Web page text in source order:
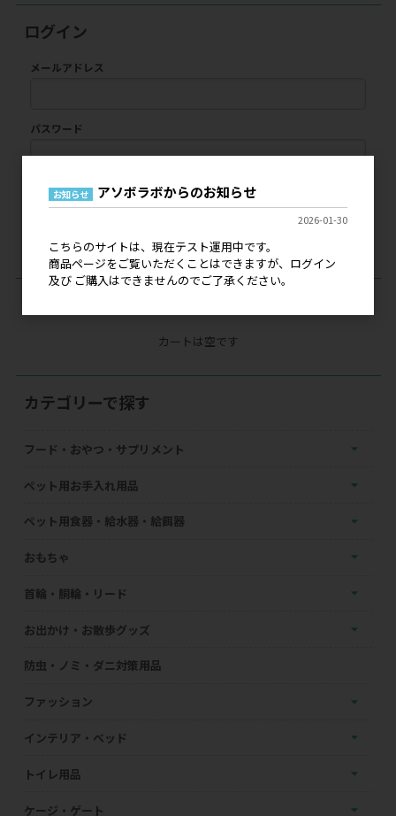
ログイン
メールアドレス
パスワード
ログイン
パスワードをお忘れの方
カートは空です
カテゴリーで探す
フード・おやつ・サプリメント
ペット用お手入れ用品
ペット用食器・給水器・給餌器
おもちゃ
首輪・胴輪・リード
お出かけ・お散歩グッズ
防虫・ノミ・ダニ対策用品
ファッション
インテリア・ベッド
トイレ用品
ケージ・ゲート
お知らせ アソボラボからのお知らせ
2026-01-30
こちらのサイトは、現在テスト運用中です。
商品ページをご覧いただくことはできますが、ログイン
及び ご購入はできませんのでご了承ください。